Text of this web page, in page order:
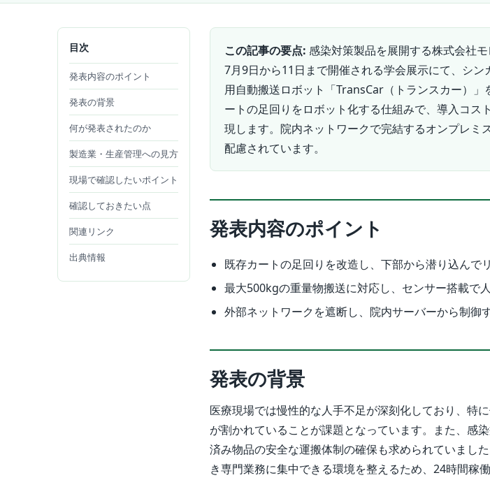
目次
発表内容のポイント
発表の背景
何が発表されたのか
製造業・生産管理への見方
現場で確認したいポイント
確認しておきたい点
関連リンク
出典情報
この記事の要点: 感染対策製品を展開する株式会社
7月9日から11日まで開催される学会展示にて、シン
用自動搬送ロボット「TransCar（トランスカー）
ートの足回りをロボット化する仕組みで、導入コス
現します。院内ネットワークで完結するオンプレミ
配慮されています。
発表内容のポイント
既存カートの足回りを改造し、下部から潜り込んで
最大500kgの重量物搬送に対応し、センサー搭載で
外部ネットワークを遮断し、院内サーバーから制御
発表の背景
医療現場では慢性的な人手不足が深刻化しており、特
が割かれていることが課題となっています。また、感
済み物品の安全な運搬体制の確保も求められていまし
き専門業務に集中できる環境を整えるため、24時間稼